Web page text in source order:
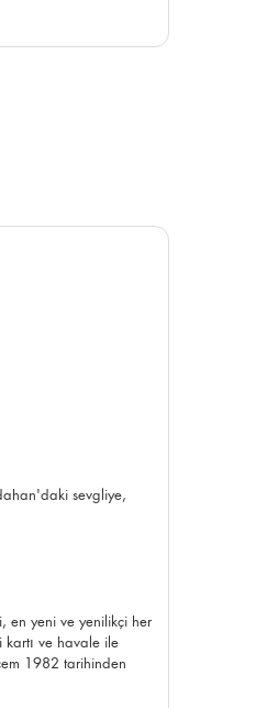
sevgliye,
en yeni ve yenilikçi her
kartı ve havale ile
1982 tarihinden